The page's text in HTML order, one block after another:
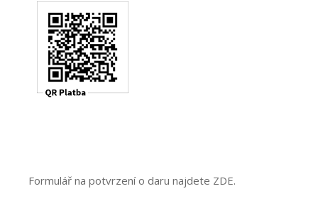
Formulář na potvrzení o daru najdete ZDE.